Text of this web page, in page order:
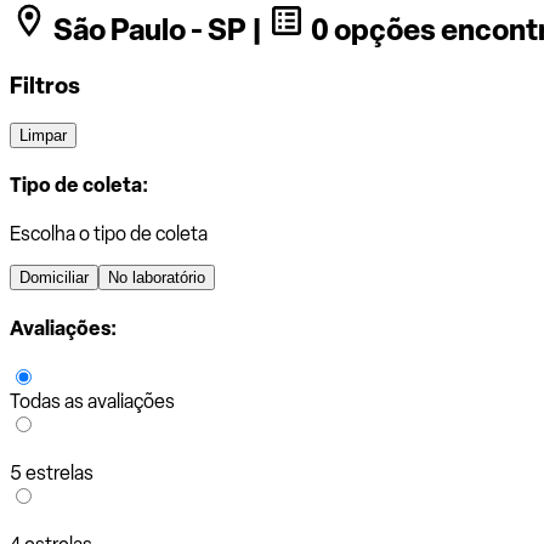
São Paulo - SP |
0 opções
Filtros
Limpar
Tipo de coleta:
Escolha o tipo de coleta
Domiciliar No laboratório
Avaliações:
Todas as avaliações
5 estrelas